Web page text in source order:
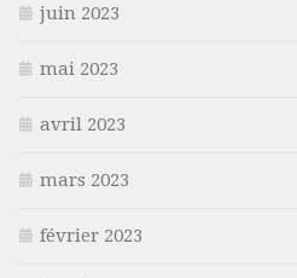
juin 2023
mai 2023
avril 2023
mars 2023
février 2023